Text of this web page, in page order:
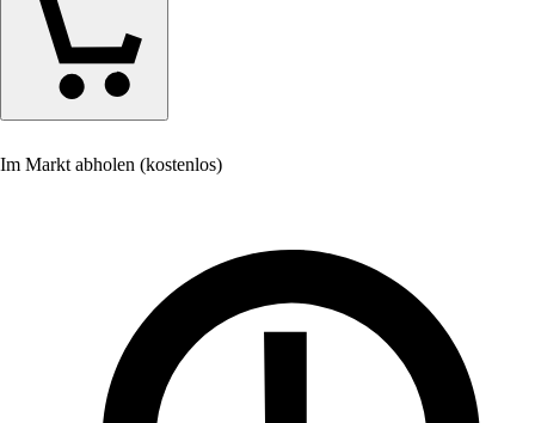
Im Markt abholen (kostenlos)